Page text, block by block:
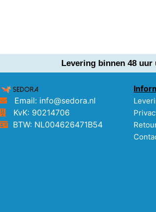
Levering binnen 48
Email: info@sedora.nl
KvK: 90214706
BTW: NL004626471B54